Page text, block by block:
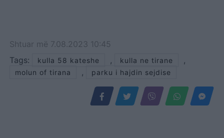
Shtuar më 7.08.2023 10:45
Tags:
kulla 58 kateshe , kulla ne tirane ,
molun of tirana , parku i hajdin sejdise